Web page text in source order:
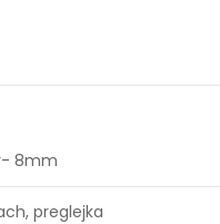
8mm
preglejka